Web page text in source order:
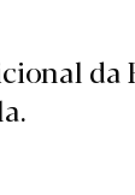
da